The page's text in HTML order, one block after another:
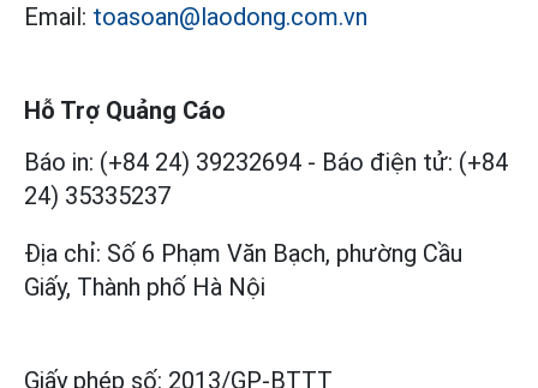
Email: toasoan@laodong.com.vn
Hỗ Trợ Quảng Cáo
Báo in: (+84 24) 39232694 - Báo điện tử: (+84
24) 35335237
Địa chỉ: Số 6 Phạm Văn Bạch, phường Cầu
Giấy, Thành phố Hà Nội
Giấy phép số: 2013/GP-BTTT